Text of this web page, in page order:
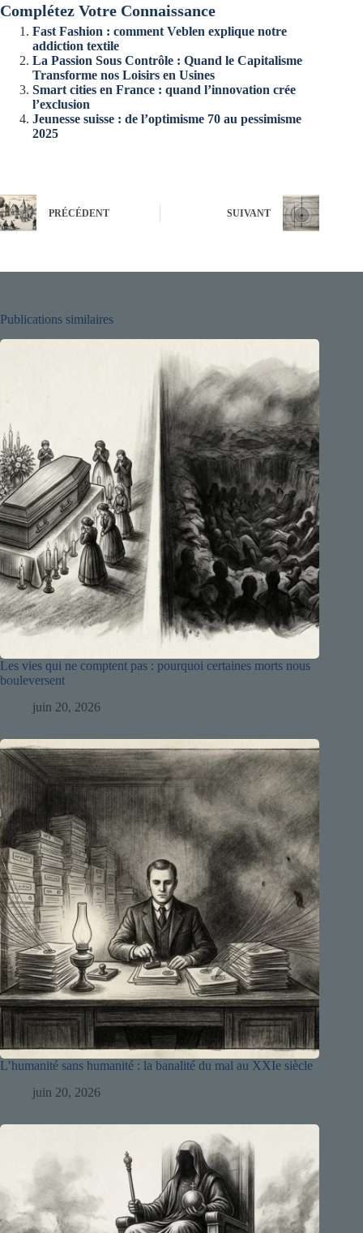
Complétez Votre Connaissance
Fast Fashion : comment Veblen explique notre
addiction textile
La Passion Sous Contrôle : Quand le Capitalisme
Transforme nos Loisirs en Usines
Smart cities en France : quand l’innovation crée
l’exclusion
Jeunesse suisse : de l’optimisme 70 au pessimisme
2025
PRÉCÉDENT SUIVANT
Publications similaires
Les vies qui ne comptent pas : pourquoi certaines morts nous
bouleversent
juin 20, 2026
L’humanité sans humanité : la banalité du mal au XXIe siècle
juin 20, 2026